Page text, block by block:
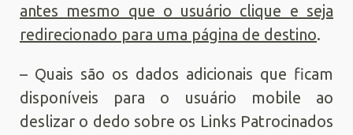
antes mesmo que o usuário clique e seja
redirecionado para uma página de destino.
– Quais são os dados adicionais que ficam
disponíveis para o usuário mobile ao
deslizar o dedo sobre os Links Patrocinados